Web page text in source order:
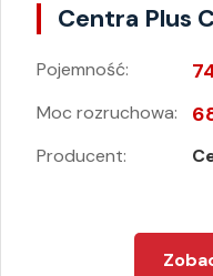
Centra Plus
Pojemność:
Moc rozruchowa:
Producent: